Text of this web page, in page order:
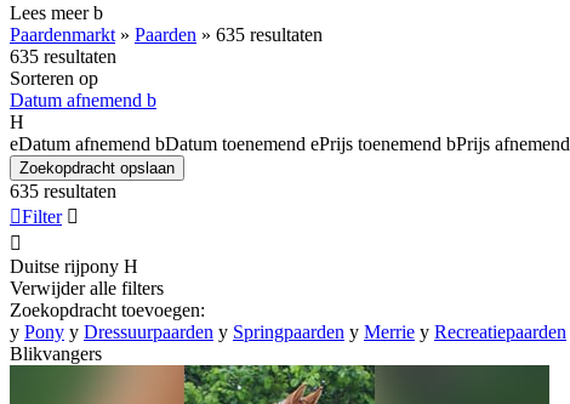
Lees meerb
Paardenmarkt » Paarden » 635 resultaten
635 resultaten
Sorteren op
Datum afnemend b
H
eDatum afnemend bDatum toenemend ePrijs toenemend bPrijs afnemend
Zoekopdracht opslaan
635 resultaten
Filter 

Duitse rijpony H
Verwijder alle filters
Zoekopdracht toevoegen:
y Pony y Dressuurpaarden y Springpaarden y Merrie y Recreatiepaarden
Blikvangers